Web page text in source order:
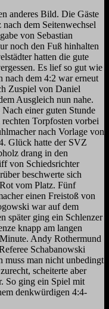
anderes Bild. Die Gäste
nach dem Seitenwechsel
von Sebastian
noch den Fuß hinhalten
hatten die gute
Es lief so gut wie
nach dem 4:2 war erneut
Zuspiel von Daniel
Ausgleich nun nahe.
Nach einer guten Stunde
Torpfosten vorbei
nach Vorlage von
Glück hatte der SVZ
drang in den
von Schiedsrichter
beschwerte sich
vom Platz. Fünf
einen Freistoß von
war auf dem
später ging ein Schlenzer
knapp am langen
Andy Rothermund
Schabanowski
muss man nicht unbedingt
scheiterte aber
So ging ein Spiel mit
denkwürdigen 4:4-